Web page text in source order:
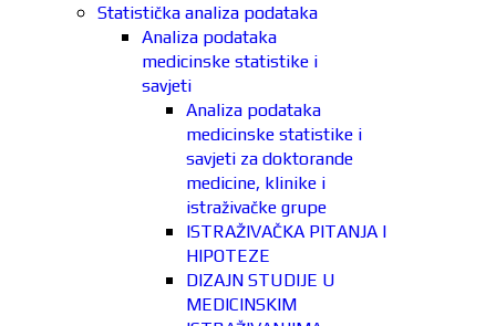
Statistička analiza podataka
Analiza podataka
medicinske statistike i
savjeti
Analiza podataka
medicinske statistike i
savjeti za doktorande
medicine, klinike i
istraživačke grupe
ISTRAŽIVAČKA PITANJA I
HIPOTEZE
DIZAJN STUDIJE U
MEDICINSKIM